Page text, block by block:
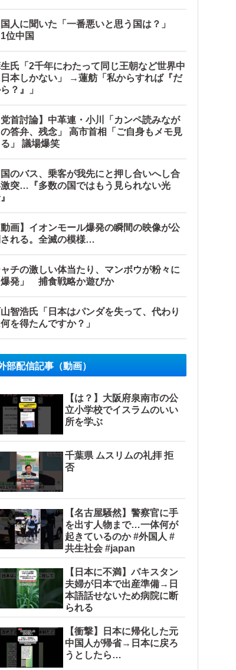
想漫画しか描けなくなってる」
ース
人に聞いた「一番悪いと思う国は？」
位中国
氏「2千年にわたって同じ王朝など世界中
本しかない」 →蓮舫「私からすれば『だ
？』」
党首討論】中革連・小川「カンペ読みなが
の答弁、残念」 高市首相「ご自身もメモ見
」 議場爆笑
のバス、乗客が我先にと押し合いへし合
突…『多数の国ではもう見られない光
動画】イオンモール爆発の瞬間の映像が公
される。全滅の模様…
チの激しい体当たり、マンボウが粉々に
爆発」 捕食戦略か遊びか
智浩氏「日本はパンダを失って、代わり
を得たんですか？」
部配信記事（動画）
【は？】大阪府泉南市の公
立小学校でイスラムのいい
所を学ぶ
千葉県 ムスリムの礼拝 拒
否
【名古屋騒然】警察官に手
を出す人物まで…一体何が
起きているのか #外国人 #
共生社会 #japan
【日本に不満】パキスタン
夫婦が日本で出産準備→日
本語話せないため病院に断
られる
【衝撃】日本に帰化した元
中国人が帰省→日本に戻ろ
うとしたら…